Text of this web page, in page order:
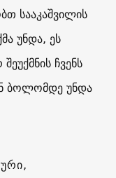
სააკაშვილის
უნდა, ეს
ჩვენს
ბოლომდე უნდა